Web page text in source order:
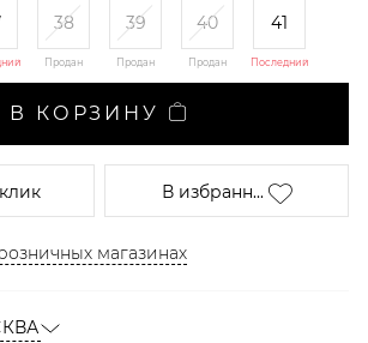
38
Продан
39
Продан
40
Продан
41
Последний
В КОРЗИНУ
В избранн...
магазинах